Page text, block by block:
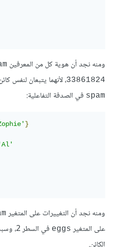
ومنه نجد أن هوية كل من المعرفين
33861824، لأنهما يتبعان لنفس
spam في الصدفة التفاعلية:
}
ومنه نجد أن التغييرات على المتغير
على المتغير eggs
في